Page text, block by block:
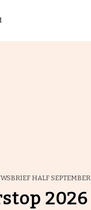
HALF SEPTEMBER
2026